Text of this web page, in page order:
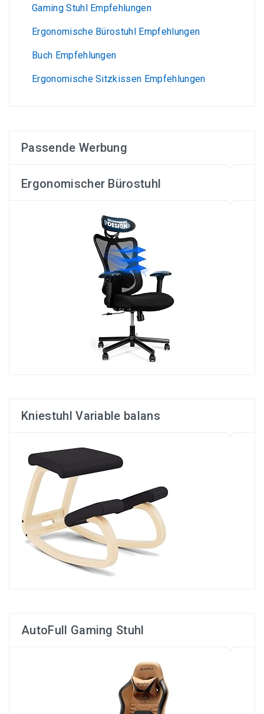
Gaming Stuhl Empfehlungen
Ergonomische Bürostuhl Empfehlungen
Buch Empfehlungen
Ergonomische Sitzkissen Empfehlungen
Passende Werbung
Ergonomischer Bürostuhl
Kniestuhl Variable balans
AutoFull Gaming Stuhl